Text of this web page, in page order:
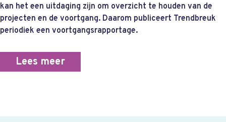
kan het een uitdaging zijn om overzicht te houden van de
projecten en de voortgang. Daarom publiceert Trendbreuk
periodiek een voortgangsrapportage.
Lees meer